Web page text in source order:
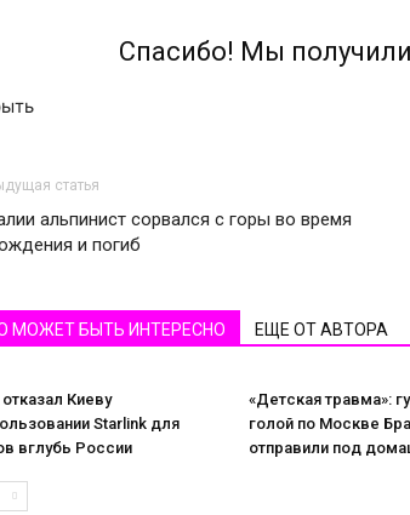
Спасибо! Мы
статья
альпинист сорвался с горы во время
и погиб
МОЖЕТ БЫТЬ ИНТЕРЕСНО ЕЩЕ ОТ АВТОРА
Киеву
Starlink для
вглубь России
«Детская травма»:
голой по Москве
отправили под